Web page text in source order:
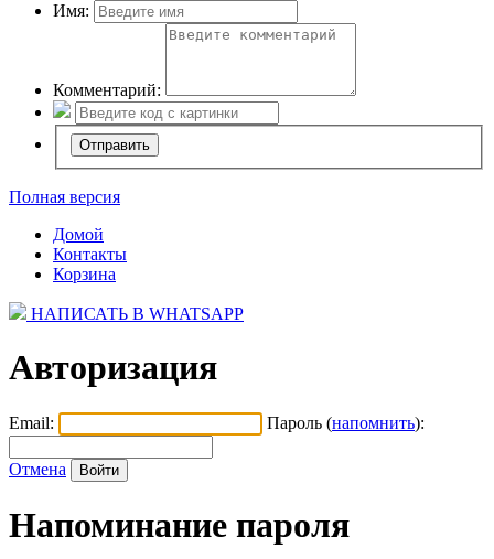
Имя:
Комментарий:
Полная версия
Домой
Контакты
Корзина
НАПИСАТЬ В WHATSAPP
Авторизация
Email: Пароль (напомнить):
Отмена
Напоминание пароля